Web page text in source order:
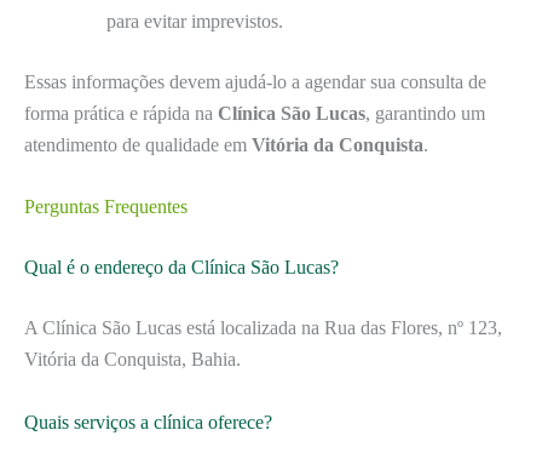
para evitar imprevistos.
Essas informações devem ajudá-lo a agendar sua consulta de
forma prática e rápida na Clínica São Lucas, garantindo um
atendimento de qualidade em Vitória da Conquista.
Perguntas Frequentes
Qual é o endereço da Clínica São Lucas?
A Clínica São Lucas está localizada na Rua das Flores, nº 123,
Vitória da Conquista, Bahia.
Quais serviços a clínica oferece?